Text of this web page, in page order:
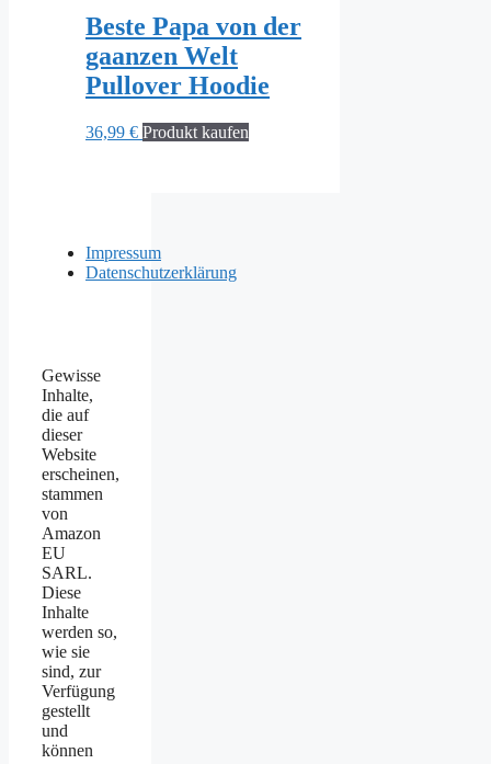
Beste Papa von der
gaanzen Welt
Pullover Hoodie
36,99 € Produkt kaufen
Impressum
Datenschutzerklärung
Gewisse
Inhalte,
die auf
dieser
Website
erscheinen,
stammen
von
Amazon
EU
SARL.
Diese
Inhalte
werden so,
wie sie
sind, zur
Verfügung
gestellt
und
können